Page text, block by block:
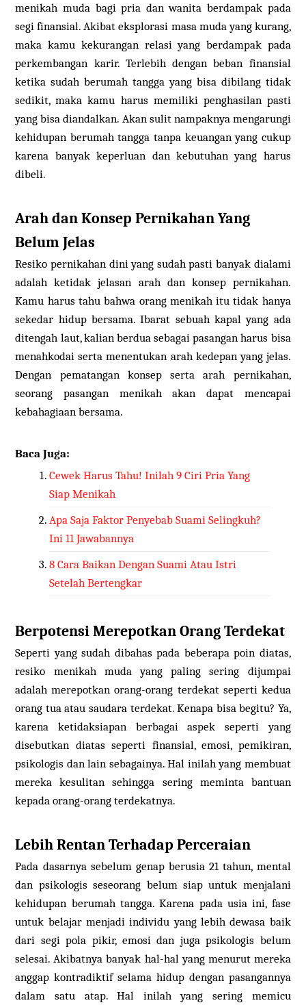
menikah muda bagi pria dan wanita berdampak pada
segi finansial. Akibat eksplorasi masa muda yang kurang,
maka kamu kekurangan relasi yang berdampak pada
perkembangan karir. Terlebih dengan beban finansial
ketika sudah berumah tangga yang bisa dibilang tidak
sedikit, maka kamu harus memiliki penghasilan pasti
yang bisa diandalkan. Akan sulit nampaknya mengarungi
kehidupan berumah tangga tanpa keuangan yang cukup
karena banyak keperluan dan kebutuhan yang harus
dibeli.
Arah dan Konsep Pernikahan Yang
Belum Jelas
Resiko pernikahan dini yang sudah pasti banyak dialami
adalah ketidak jelasan arah dan konsep pernikahan.
Kamu harus tahu bahwa orang menikah itu tidak hanya
sekedar hidup bersama. Ibarat sebuah kapal yang ada
ditengah laut, kalian berdua sebagai pasangan harus bisa
menahkodai serta menentukan arah kedepan yang jelas.
Dengan pematangan konsep serta arah pernikahan,
seorang pasangan menikah akan dapat mencapai
kebahagiaan bersama.
Baca Juga:
Cewek Harus Tahu! Inilah 9 Ciri Pria Yang
Siap Menikah
Apa Saja Faktor Penyebab Suami Selingkuh?
Ini 11 Jawabannya
8 Cara Baikan Dengan Suami Atau Istri
Setelah Bertengkar
Berpotensi Merepotkan Orang Terdekat
Seperti yang sudah dibahas pada beberapa poin diatas,
resiko menikah muda yang paling sering dijumpai
adalah merepotkan orang-orang terdekat seperti kedua
orang tua atau saudara terdekat. Kenapa bisa begitu? Ya,
karena ketidaksiapan berbagai aspek seperti yang
disebutkan diatas seperti finansial, emosi, pemikiran,
psikologis dan lain sebagainya. Hal inilah yang membuat
mereka kesulitan sehingga sering meminta bantuan
kepada orang-orang terdekatnya.
Lebih Rentan Terhadap Perceraian
Pada dasarnya sebelum genap berusia 21 tahun, mental
dan psikologis seseorang belum siap untuk menjalani
kehidupan berumah tangga. Karena pada usia ini, fase
untuk belajar menjadi individu yang lebih dewasa baik
dari segi pola pikir, emosi dan juga psikologis belum
selesai. Akibatnya banyak hal-hal yang menurut mereka
anggap kontradiktif selama hidup dengan pasangannya
dalam satu atap. Hal inilah yang sering memicu